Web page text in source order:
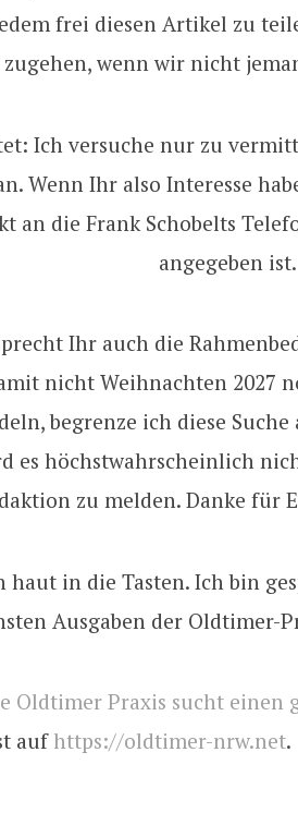
frei diesen Artikel zu
wenn wir nicht
Ich versuche nur zu
Wenn Ihr also Interesse
an die Frank Schobelts
angegeben ist.
Ihr auch die
nicht Weihnachten 2027
begrenze ich diese
es höchstwahrscheinlich
zu melden. Danke für
in die Tasten. Ich bin
Ausgaben der Oldtimer-
Oldtimer Praxis sucht einen
auf https://oldtimer-nrw.net.